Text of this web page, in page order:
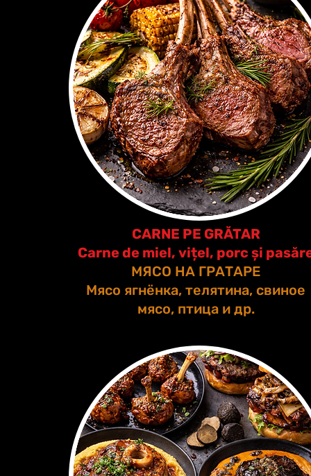
CARNE PE GRĂTAR
Carne de miel, vițel, porc și
МЯСО НА ГРАТАРЕ
Мясо ягнёнка, телятина, свиное
мясо, птица и др.